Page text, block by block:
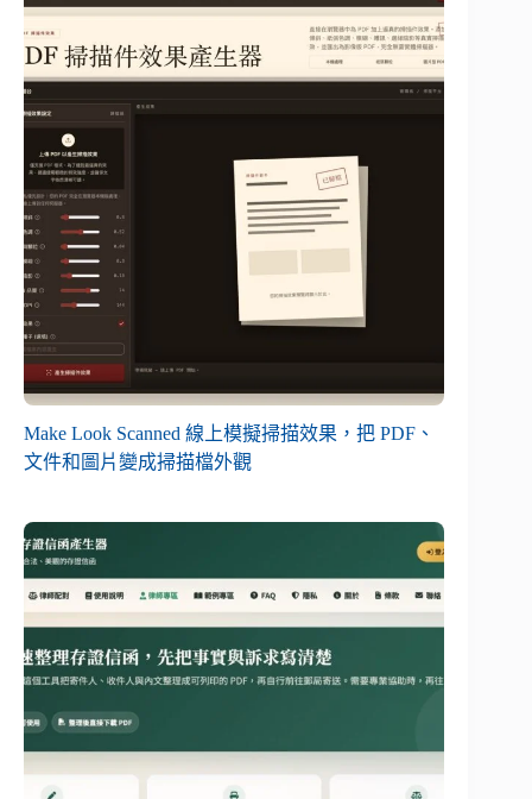
Make Look Scanned 線上模擬掃描效果，把 PDF、
文件和圖片變成掃描檔外觀